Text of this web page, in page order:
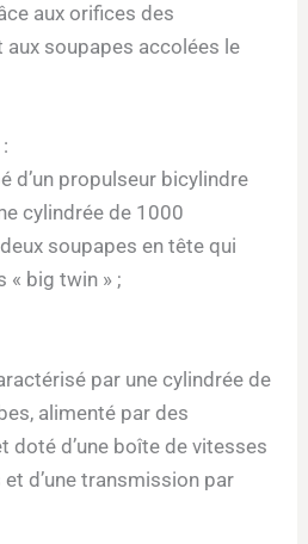
aux orifices des
soupapes accolées le
d’un propulseur bicylindre
cylindrée de 1000
soupapes en tête qui
« big twin » ;
par une cylindrée de
alimenté par des
doté d’une boîte de vitesses
d’une transmission par